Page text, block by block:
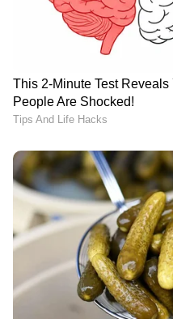
'കളിക്കാരോട് പോലും
പറഞ്ഞിട്ടില്ല';
റൊണാൾഡോയുടെ
കാര്യത്തിൽ നിലപാട്
മാർട്ടിനെസ്
മെസിയുടെയും ഡീ
പോളിന്‍റെയും ചായകുടി,
ഒപ്പം ആ സ്വിസ്സ് മിഠായിയും;
അർജന്‍റീനിയൻ
വിജയങ്ങൾക്ക് പിന്നിലെ
'കബാല' വിശ്വാസങ്ങള്‍